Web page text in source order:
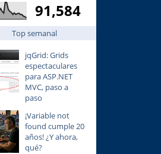
91,584
Top semanal
jqGrid: Grids
espectaculares
para ASP.NET
MVC, paso a
paso
¡Variable not
found cumple 20
años! ¿Y ahora,
qué?